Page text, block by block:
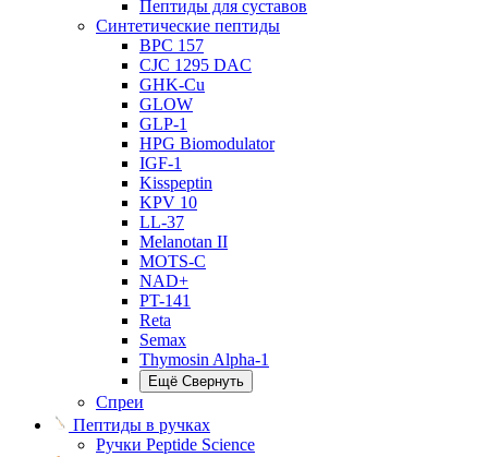
Пептиды для суставов
Синтетические пептиды
BPC 157
CJC 1295 DAC
GHK-Cu
GLOW
GLP-1
HPG Biomodulator
IGF-1
Kisspeptin
KPV 10
LL-37
Melanotan II
MOTS-C
NAD+
PT-141
Reta
Semax
Thymosin Alpha-1
Ещё Свернуть
Спреи
Пептиды в ручках
Ручки Peptide Science